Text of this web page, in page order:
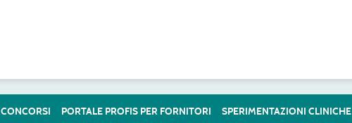
CONCORSI PORTALE PROFIS PER FORNITORI SPERIMENTAZIONI CLINICHE